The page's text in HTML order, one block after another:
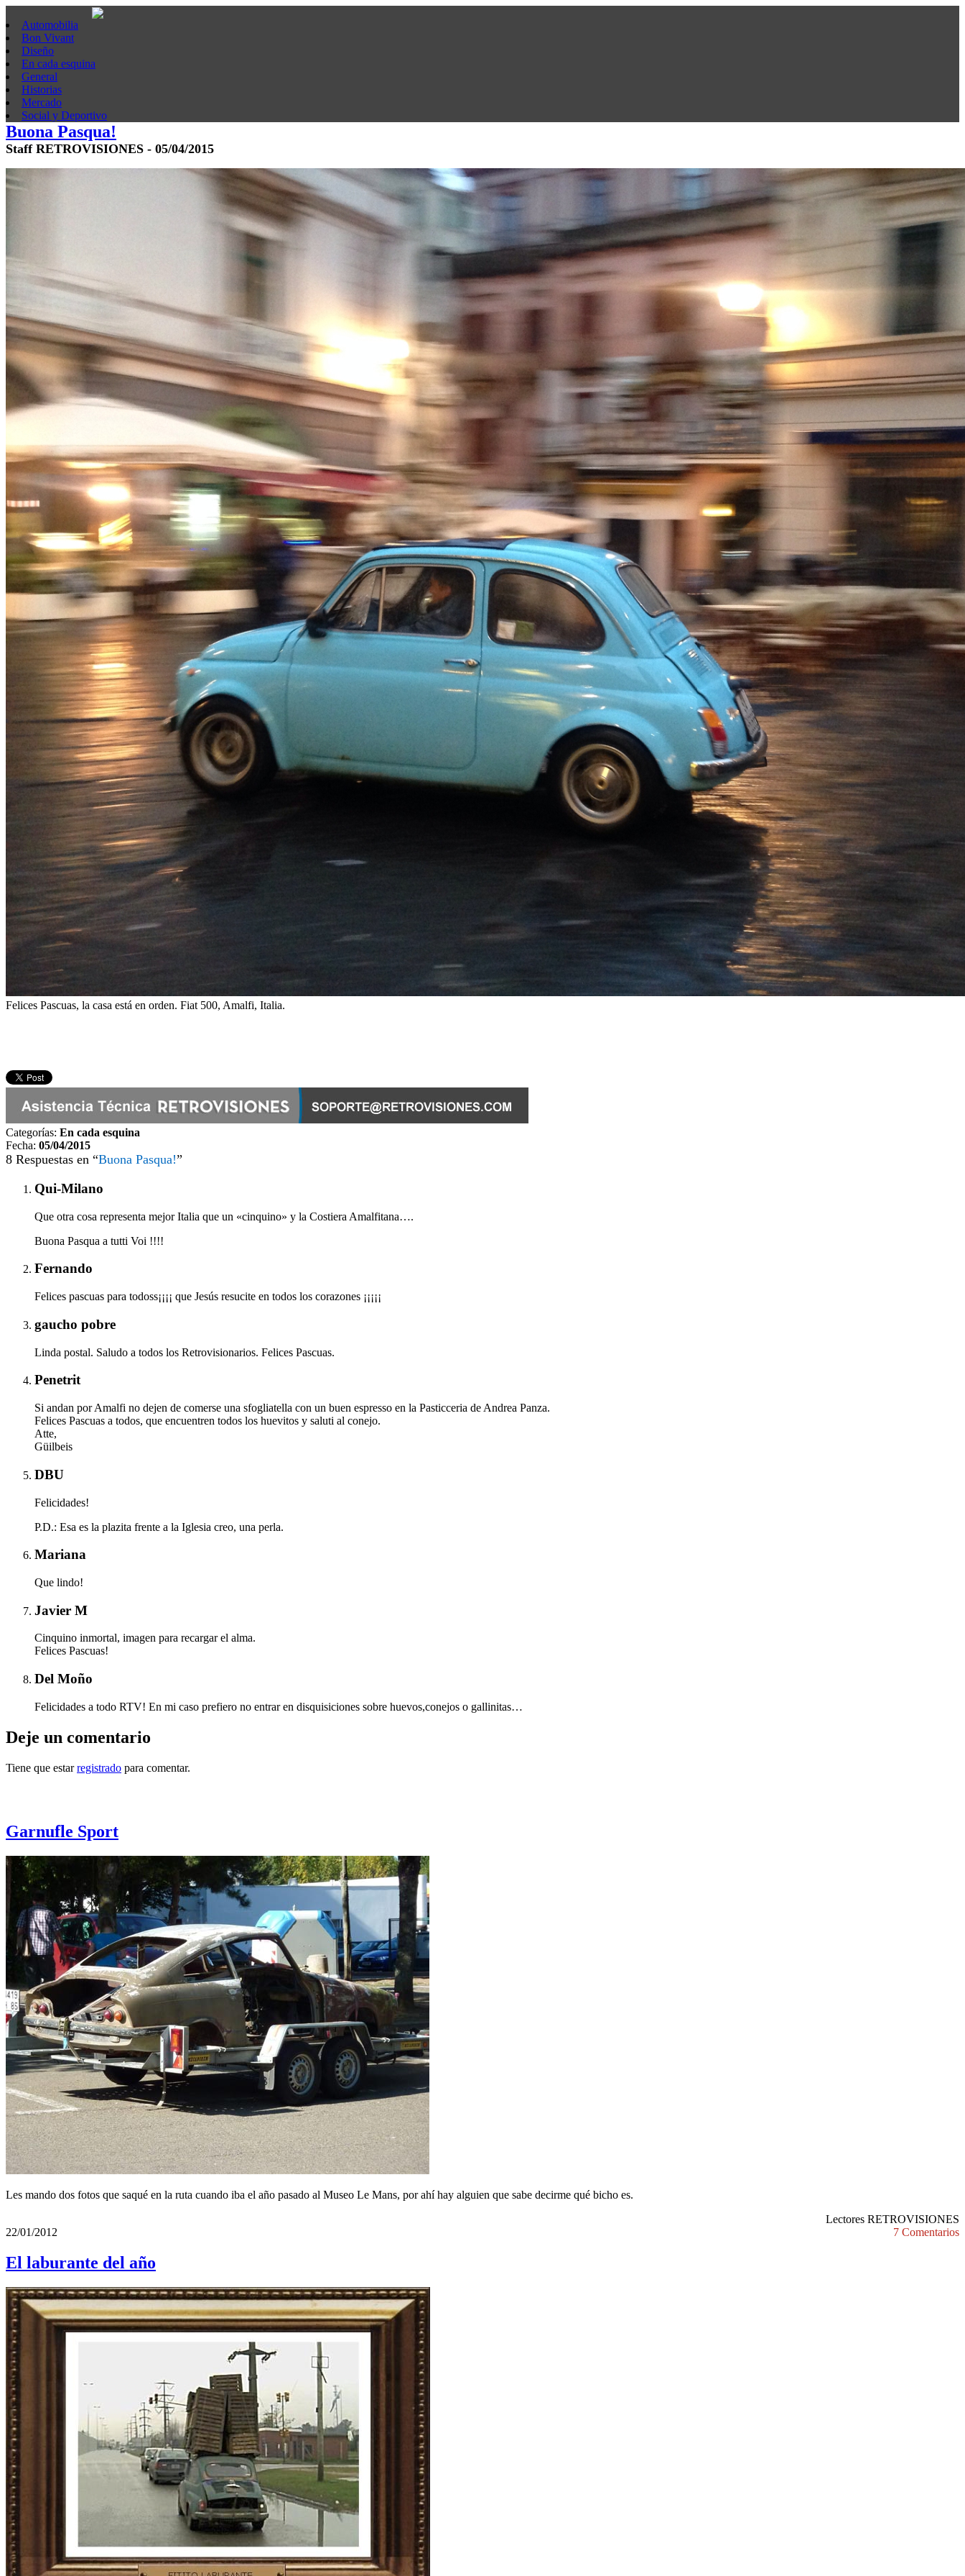
Automobilia
Bon Vivant
Diseño
En cada esquina
General
Historias
Mercado
Social y Deportivo
Buona Pasqua!
Staff RETROVISIONES - 05/04/2015
Felices Pascuas, la casa está en orden. Fiat 500, Amalfi, Italia.
Categorías: En cada esquina
Fecha: 05/04/2015
8 Respuestas en “Buona Pasqua!”
Qui-Milano
Que otra cosa representa mejor Italia que un «cinquino» y la Costiera Amalfitana….
Buona Pasqua a tutti Voi !!!!
Fernando
Felices pascuas para todoss¡¡¡¡ que Jesús resucite en todos los corazones ¡¡¡¡¡
gaucho pobre
Linda postal. Saludo a todos los Retrovisionarios. Felices Pascuas.
Penetrit
Si andan por Amalfi no dejen de comerse una sfogliatella con un buen espresso en la Pasticceria de Andrea Panza.
Felices Pascuas a todos, que encuentren todos los huevitos y saluti al conejo.
Atte,
Güilbeis
DBU
Felicidades!
P.D.: Esa es la plazita frente a la Iglesia creo, una perla.
Mariana
Que lindo!
Javier M
Cinquino inmortal, imagen para recargar el alma.
Felices Pascuas!
Del Moño
Felicidades a todo RTV! En mi caso prefiero no entrar en disquisiciones sobre huevos,conejos o gallinitas…
Deje un comentario
Tiene que estarregistrado para comentar.
Garnufle Sport
Les mando dos fotos que saqué en la ruta cuando iba el año pasado al Museo Le Mans, por ahí hay alguien que sabe decirme qué bicho es.
Lectores RETROVISIONES
22/01/2012
7 Comentarios
El laburante del año